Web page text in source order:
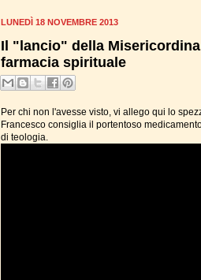
LUNEDÌ 18 NOVEMBRE 2013
Il "lancio" della
farmacia spirituale
Per chi non l'avesse visto, vi allego qui lo
Francesco consiglia il portentoso
di teologia.